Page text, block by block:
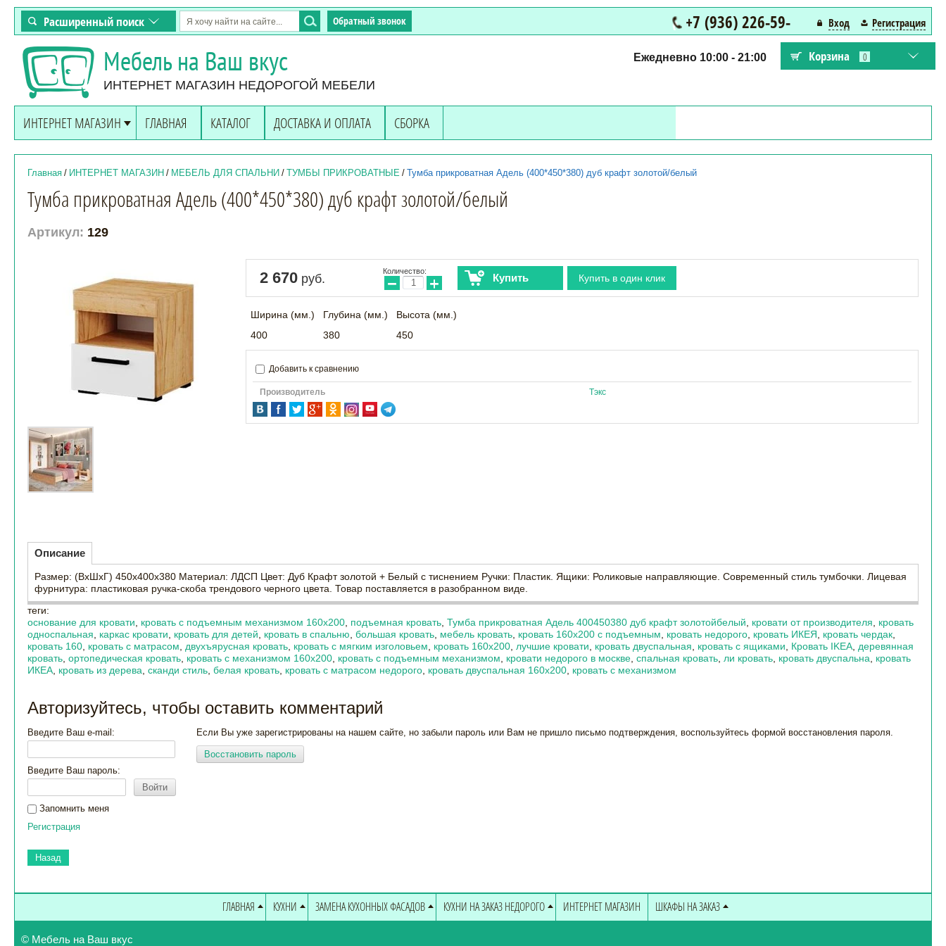
Расширенный поиск Обратный звонок
Корзина 0
+7 (936) 226-59-
22
Вход Регистрация
Мебель на Ваш вкус
ИНТЕРНЕТ МАГАЗИН НЕДОРОГОЙ МЕБЕЛИ
Ежедневно 10:00 - 21:00
ИНТЕРНЕТ МАГАЗИН ГЛАВНАЯ КАТАЛОГ ДОСТАВКА И ОПЛАТА СБОРКА
Главная / ИНТЕРНЕТ МАГАЗИН / МЕБЕЛЬ ДЛЯ СПАЛЬНИ / ТУМБЫ ПРИКРОВАТНЫЕ / Тумба прикроватная Адель (400*450*380) дуб крафт золотой/белый
Тумба прикроватная Адель (400*450*380) дуб крафт золотой/белый
Артикул: 129
2 670 руб.
Количество:
− + Купить Купить в один клик
Ширина (мм.) Глубина (мм.)
Высота (мм.)
400
380 450
Добавить к сравнению
Производитель Тэкс
Описание
Размер: (ВхШхГ) 450х400х380 Материал: ЛДСП Цвет: Дуб Крафт золотой + Белый с тиснением Ручки: Пластик. Ящики: Роликовые направляющие. Современный стиль тумбочки. Лицевая
фурнитура: пластиковая ручка-скоба трендового черного цвета. Товар поставляется в разобранном виде.
теги:
основание для кровати
кровать с подъемным механизмом 160х200 подъемная кровать Тумба прикроватная Адель 400450380 дуб крафт золотойбелый кровати от производителя
кровать
односпальная
каркас кровати кровать для детей кровать в спальню большая кровать мебель кровать кровать 160х200 с подъемным кровать недорого кровать ИКЕЯ кровать чердак
кровать 160 кровать с матрасом двухъярусная кровать кровать с мягким изголовьем кровать 160х200 лучшие кровати кровать двуспальная кровать с ящиками Кровать IKEA деревянная
кровать ортопедическая кровать кровать с механизмом 160х200 кровать с подъемным механизмом кровати недорого в москве спальная кровать ли кровать кровать двуспальна
кровать
ИКЕА кровать из дерева сканди стиль белая кровать кровать с матрасом недорого кровать двуспальная 160х200 кровать с механизмом
Авторизуйтесь, чтобы оставить комментарий
Введите Ваш e-mail:
Введите Ваш пароль:
Войти
Запомнить меня
Регистрация
Если Вы уже зарегистрированы на нашем сайте, но забыли пароль или Вам не пришло письмо подтверждения, воспользуйтесь формой восстановления пароля.
Восстановить пароль
Назад
ГЛАВНАЯ КУХНИ ЗАМЕНА КУХОННЫХ ФАСАДОВ КУХНИ НА ЗАКАЗ НЕДОРОГО ИНТЕРНЕТ МАГАЗИН ШКАФЫ НА ЗАКАЗ
© Мебель на Ваш вкус